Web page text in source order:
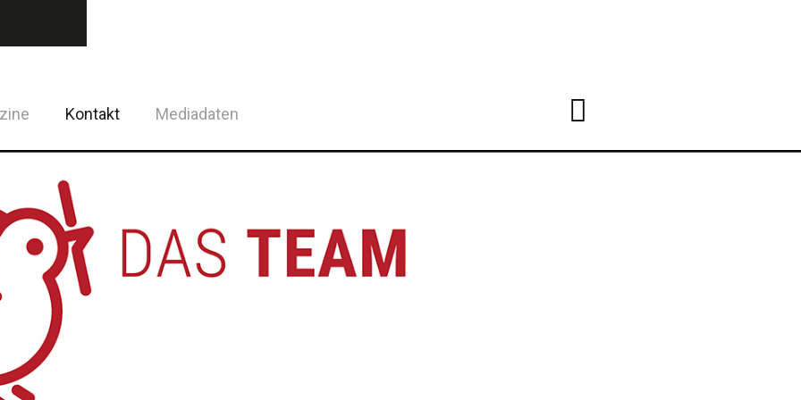
Kontakt Mediadaten